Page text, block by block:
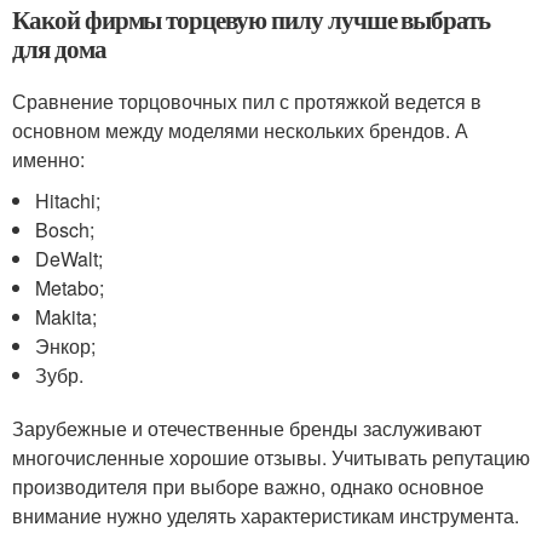
Какой фирмы торцевую пилу лучше выбрать
для дома
Сравнение торцовочных пил с протяжкой ведется в
основном между моделями нескольких брендов. А
именно:
Hitachi;
Bosch;
DeWalt;
Metabo;
Makita;
Энкор;
Зубр.
Зарубежные и отечественные бренды заслуживают
многочисленные хорошие отзывы. Учитывать репутацию
производителя при выборе важно, однако основное
внимание нужно уделять характеристикам инструмента.